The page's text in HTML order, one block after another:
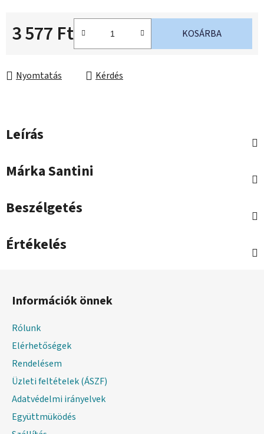
3 577 Ft KOSÁRBA
Nyomtatás Kérdés
Leírás
MárkaSantini
Beszélgetés
Értékelés
Információk önnek
Rólunk
Elérhetőségek
Rendelésem
Üzleti feltételek (ÁSZF)
Adatvédelmi irányelvek
Együttmüködés